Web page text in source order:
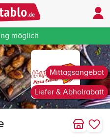
möglich
Liefer & Abholrabatt
Mittagsangebot